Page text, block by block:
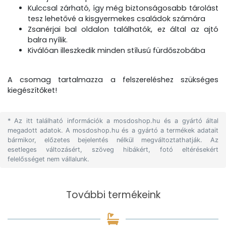
Kulccsal zárható, így még biztonságosabb tárolást
tesz lehetővé a kisgyermekes családok számára
Zsanérjai bal oldalon találhatók, ez által az ajtó
balra nyílik.
Kiválóan illeszkedik minden stílusú fürdőszobába
A csomag tartalmazza a felszereléshez szükséges
kiegészítőket!
* Az itt található információk a mosdoshop.hu és a gyártó által
megadott adatok. A mosdoshop.hu és a gyártó a termékek adatait
bármikor, előzetes bejelentés nélkül megváltoztathatják. Az
esetleges változásért, szöveg hibákért, fotó eltérésekért
felelősséget nem vállalunk.
További termékeink